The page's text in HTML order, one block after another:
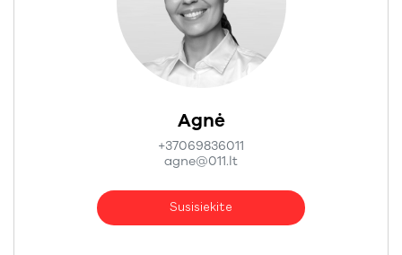
Agnė
+37069836011
agne@011.lt
Susisiekite